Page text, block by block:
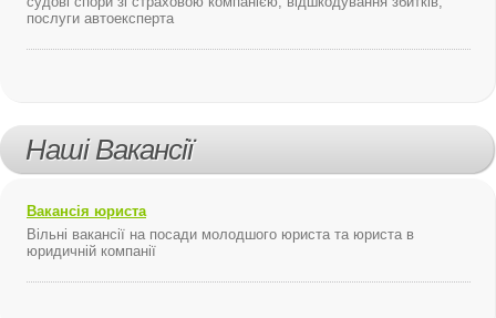
послуги автоексперта
Наші Вакансії
Вакансія юриста
Вільні вакансії на посади молодшого юриста та юриста в
юридичній компанії